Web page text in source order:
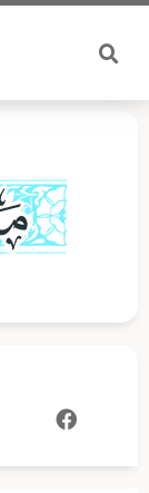
تخطي
المحتوى